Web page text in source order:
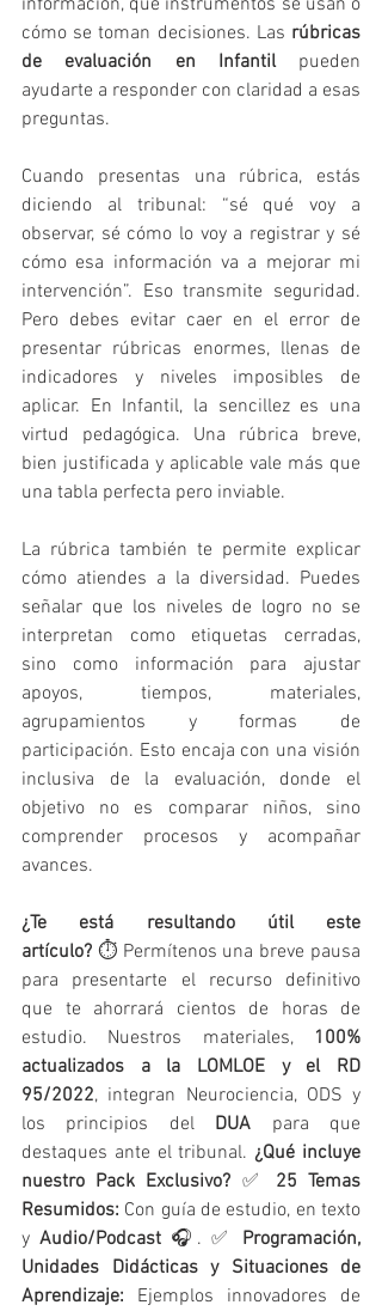
cómo se toman decisiones. Las rúbricas
de evaluación en Infantil pueden
ayudarte a responder con claridad a esas
preguntas.
Cuando presentas una rúbrica, estás
diciendo al tribunal: “sé qué voy a
observar, sé cómo lo voy a registrar y sé
cómo esa información va a mejorar mi
intervención”. Eso transmite seguridad.
Pero debes evitar caer en el error de
presentar rúbricas enormes, llenas de
indicadores y niveles imposibles de
aplicar. En Infantil, la sencillez es una
virtud pedagógica. Una rúbrica breve,
bien justificada y aplicable vale más que
una tabla perfecta pero inviable.
La rúbrica también te permite explicar
cómo atiendes a la diversidad. Puedes
señalar que los niveles de logro no se
interpretan como etiquetas cerradas,
sino como información para ajustar
apoyos, tiempos, materiales,
agrupamientos y formas de
participación. Esto encaja con una visión
inclusiva de la evaluación, donde el
objetivo no es comparar niños, sino
comprender procesos y acompañar
avances.
¿Te está resultando útil este
artículo? ⏱️ Permítenos una breve pausa
para presentarte el recurso definitivo
que te ahorrará cientos de horas de
estudio. Nuestros materiales, 100%
actualizados a la LOMLOE y el RD
95/2022, integran Neurociencia, ODS y
los principios del DUA para que
destaques ante el tribunal. ¿Qué incluye
nuestro Pack Exclusivo? ✅ 25 Temas
Resumidos: Con guía de estudio, en texto
y Audio/Podcast 🎧. ✅ Programación,
Unidades Didácticas y Situaciones de
Aprendizaje: